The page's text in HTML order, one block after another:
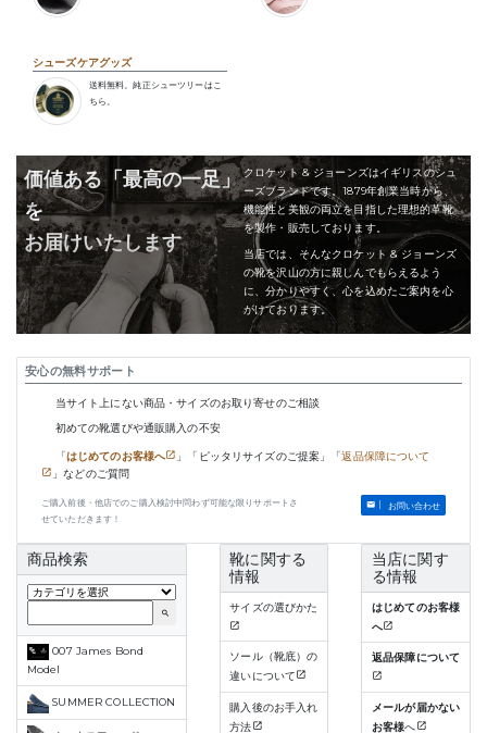
シューズケアグッズ
送料無料。純正シューツリーはこ
ちら。
価値ある「最高の一足」
を
お届けいたします
クロケット & ジョーンズはイギリスのシュ
ーズブランドです。1879年創業当時から、
機能性と美観の両立を目指した理想的革靴
を製作・販売しております。
当店では、そんなクロケット & ジョーンズ
の靴を沢山の方に親しんでもらえるよう
に、分かりやすく、心を込めたご案内を心
がけております。
安心の無料サポート
当サイト上にない商品・サイズのお取り寄せのご相談
初めての靴選びや通販購入の不安
「はじめてのお客様へ 」「ピッタリサイズのご提案」「返品保障について
」などのご質問
ご購入前後・他店でのご購入検討中問わず可能な限りサポートさ
せていただきます！
お問い合わせ
商品検索
search
007 James Bond
Model
SUMMER COLLECTION
靴に関する
情報
サイズの選びかた
ソール（靴底）の
違いについて
購入後のお手入れ
方法
当店に関す
る情報
はじめてのお客様
へ
返品保障について
メールが届かない
お客様へ